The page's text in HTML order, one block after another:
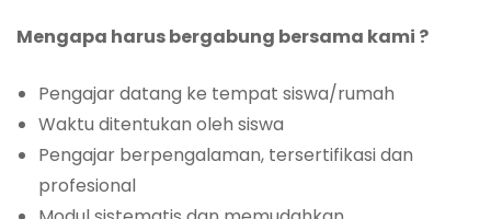
Mengapa harus bergabung bersama kami ?
Pengajar datang ke tempat siswa/rumah
Waktu ditentukan oleh siswa
Pengajar berpengalaman, tersertifikasi dan
profesional